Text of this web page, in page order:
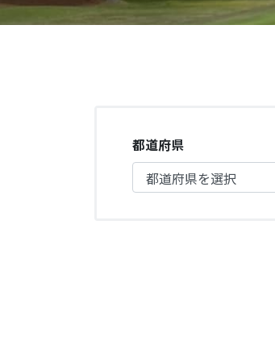
都道府県